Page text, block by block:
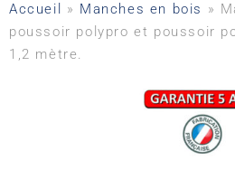
Accueil » Manches en bois »
poussoir polypro et poussoir
1,2 mètre.